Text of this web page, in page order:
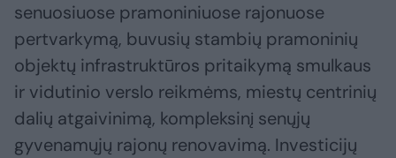
senuosiuose pramoniniuose rajonuose
pertvarkymą, buvusių stambių pramoninių
objektų infrastruktūros pritaikymą smulkaus
ir vidutinio verslo reikmėms, miestų centrinių
dalių atgaivinimą, kompleksinį senųjų
gyvenamųjų rajonų renovavimą. Investicijų